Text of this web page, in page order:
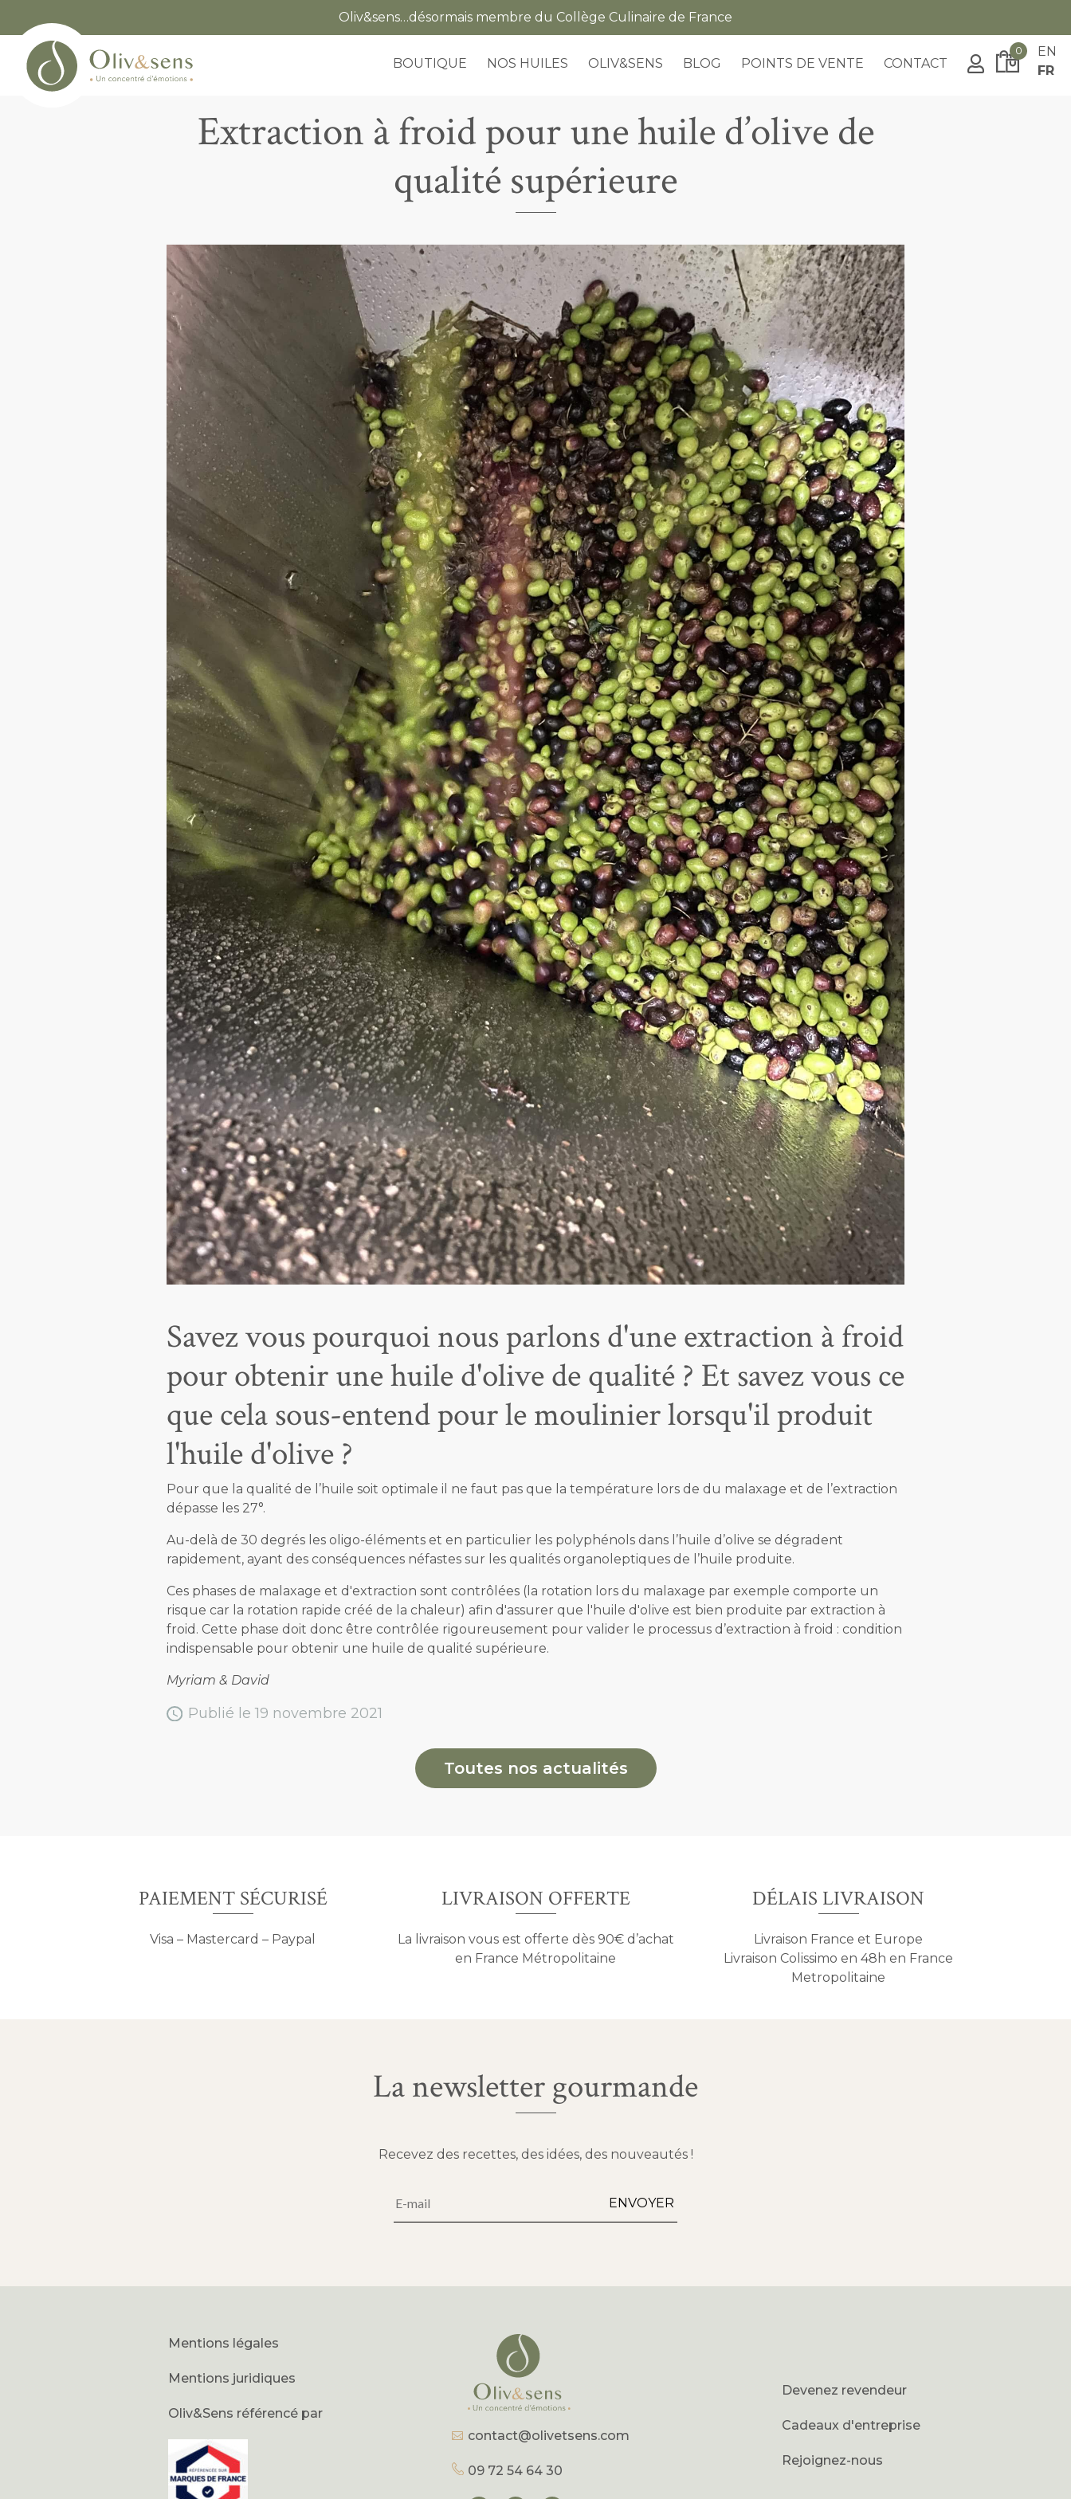
Oliv&sens…désormais membre du Collège Culinaire de France
BOUTIQUE NOS HUILES OLIV&SENS BLOG POINTS DE VENTE CONTACT
0
EN
FR
Extraction à froid pour une huile d’olive de
qualité supérieure
Savez vous pourquoi nous parlons d'une extraction à froid
pour obtenir une huile d'olive de qualité ? Et savez vous ce
que cela sous-entend pour le moulinier lorsqu'il produit
l'huile d'olive ?
Pour que la qualité de l’huile soit optimale il ne faut pas que la température lors de du malaxage et de l’extraction
dépasse les 27°.
Au-delà de 30 degrés les oligo-éléments et en particulier les polyphénols dans l’huile d’olive se dégradent
rapidement, ayant des conséquences néfastes sur les qualités organoleptiques de l’huile produite.
Ces phases de malaxage et d'extraction sont contrôlées (la rotation lors du malaxage par exemple comporte un
risque car la rotation rapide créé de la chaleur) afin d'assurer que l'huile d'olive est bien produite par extraction à
froid. Cette phase doit donc être contrôlée rigoureusement pour valider le processus d’extraction à froid : condition
indispensable pour obtenir une huile de qualité supérieure.
Myriam & David
Publié le 19 novembre 2021
Toutes nos actualités
PAIEMENT SÉCURISÉ
Visa – Mastercard – Paypal
LIVRAISON OFFERTE
La livraison vous est offerte dès 90€ d’achat
en France Métropolitaine
DÉLAIS LIVRAISON
Livraison France et Europe
Livraison Colissimo en 48h en France
Metropolitaine
La newsletter gourmande
Recevez des recettes, des idées, des nouveautés !
ENVOYER
Alternative:
contact@olivetsens.com
09 72 54 64 30
Devenez revendeur
Cadeaux d'entreprise
Rejoignez-nous
Mentions légales
Mentions juridiques
Oliv&Sens référencé par